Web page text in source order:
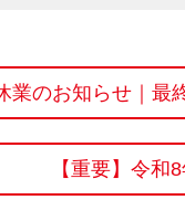
業のお知らせ｜最
【重要】令